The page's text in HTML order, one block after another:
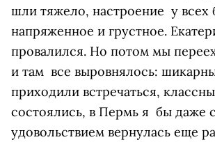
шли тяжело, настроение у всех
напряженное и грустное.
провалился. Но потом мы
и там все выровнялось:
приходили встречаться,
состоялись, в Пермь я бы даже с
удовольствием вернулась еще